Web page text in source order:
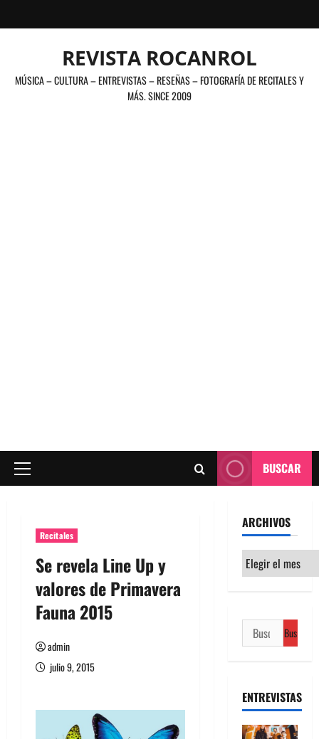
al
REVISTA ROCANROL
MÚSICA – CULTURA – ENTREVISTAS – RESEÑAS – FOTOGRAFÍA DE RECITALES Y
MÁS. SINCE 2009
Menú
BUSCAR
Recitales
Se revela Line Up y
valores de Primavera
Fauna 2015
admin
julio 9, 2015
ARCHIVOS
Archivos
Buscar:
ENTREVISTAS